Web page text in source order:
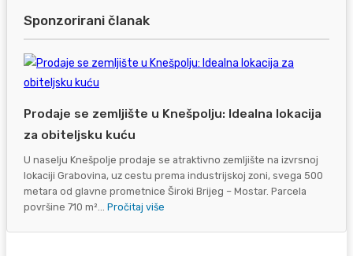
Sponzorirani članak
Prodaje se zemljište u Knešpolju: Idealna lokacija
za obiteljsku kuću
U naselju Knešpolje prodaje se atraktivno zemljište na izvrsnoj
lokaciji Grabovina, uz cestu prema industrijskoj zoni, svega 500
metara od glavne prometnice Široki Brijeg – Mostar. Parcela
površine 710 m²... Pročitaj više